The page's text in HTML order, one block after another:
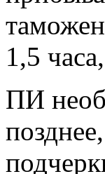
1,5
ПИ